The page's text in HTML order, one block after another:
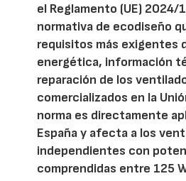
el Reglamento (UE) 2024/
normativa de ecodiseño
requisitos más exigentes
energética, información
reparación de los
comercializados en la
norma es directamente
España y afecta a los
independientes con
comprendidas entre 125